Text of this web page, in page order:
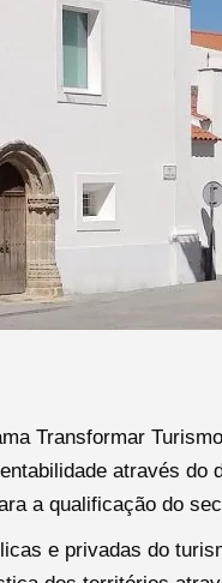
Transformar
através do
a qualificação do
e privadas do